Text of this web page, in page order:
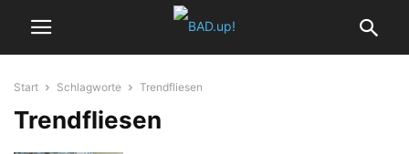
Start Schlagworte Trendfliesen
Trendfliesen